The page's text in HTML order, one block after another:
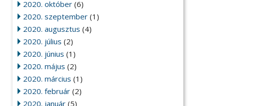
2020. október(6)
2020. szeptember(1)
2020. augusztus (4)
2020. július (2)
2020. június (1)
2020. május (2)
2020. március (1)
2020. február(2)
2020. január(5)